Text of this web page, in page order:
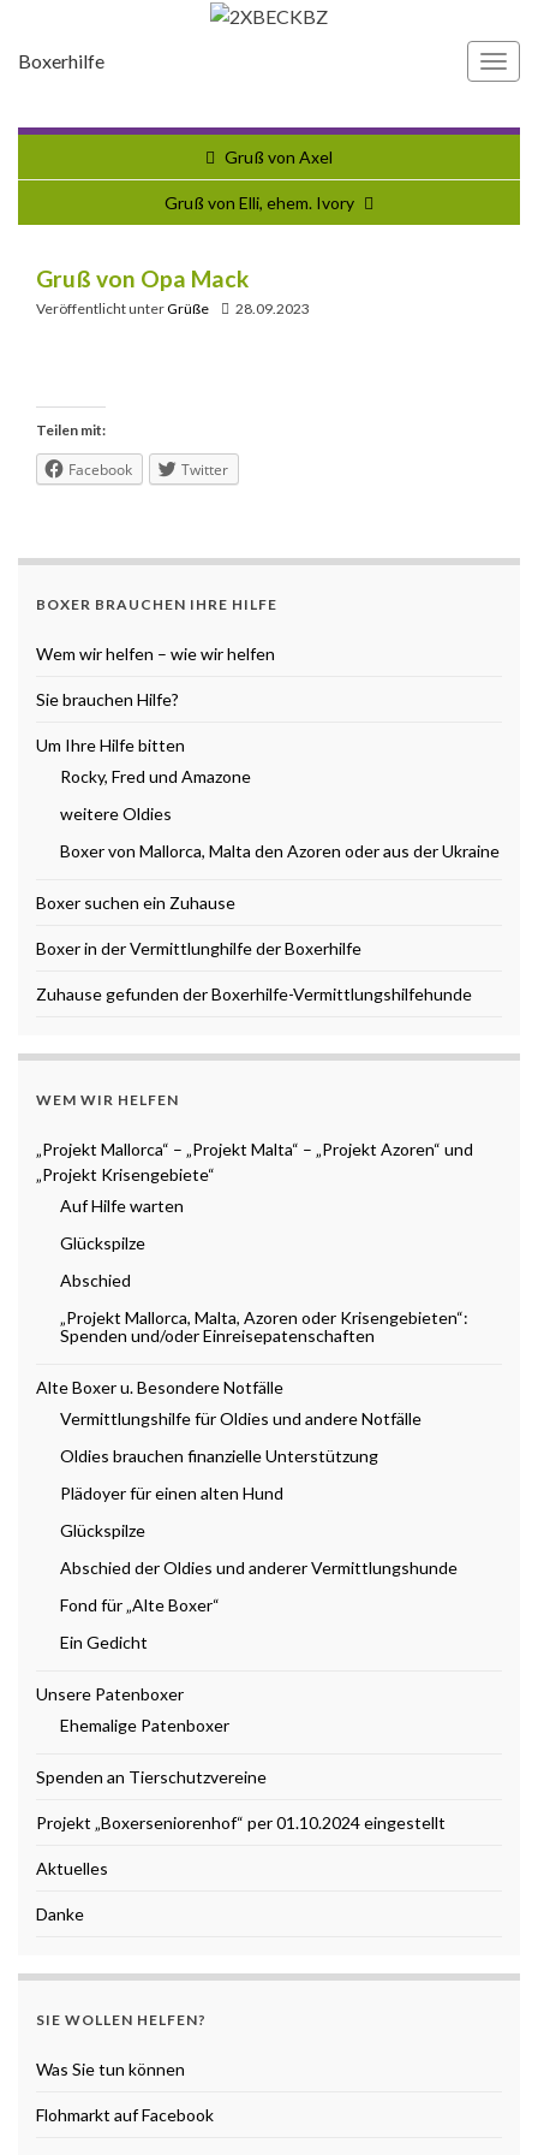
Boxerhilfe
Gruß von Axel
Gruß von Elli, ehem. Ivory
Gruß von Opa Mack
Veröffentlicht unterGrüße 28.09.2023
Teilen mit:
Facebook Twitter
BOXER BRAUCHEN IHRE HILFE
Wem wir helfen – wie wir helfen
Sie brauchen Hilfe?
Um Ihre Hilfe bitten
Rocky, Fred und Amazone
weitere Oldies
Boxer von Mallorca, Malta den Azoren oder aus der Ukraine
Boxer suchen ein Zuhause
Boxer in der Vermittlunghilfe der Boxerhilfe
Zuhause gefunden der Boxerhilfe-Vermittlungshilfehunde
WEM WIR HELFEN
„Projekt Mallorca“ – „Projekt Malta“ – „Projekt Azoren“ und
„Projekt Krisengebiete“
Auf Hilfe warten
Glückspilze
Abschied
„Projekt Mallorca, Malta, Azoren oder Krisengebieten“:
Spenden und/oder Einreisepatenschaften
Alte Boxer u. Besondere Notfälle
Vermittlungshilfe für Oldies und andere Notfälle
Oldies brauchen finanzielle Unterstützung
Plädoyer für einen alten Hund
Glückspilze
Abschied der Oldies und anderer Vermittlungshunde
Fond für „Alte Boxer“
Ein Gedicht
Unsere Patenboxer
Ehemalige Patenboxer
Spenden an Tierschutzvereine
Projekt „Boxerseniorenhof“ per 01.10.2024 eingestellt
Aktuelles
Danke
SIE WOLLEN HELFEN?
Was Sie tun können
Flohmarkt auf Facebook